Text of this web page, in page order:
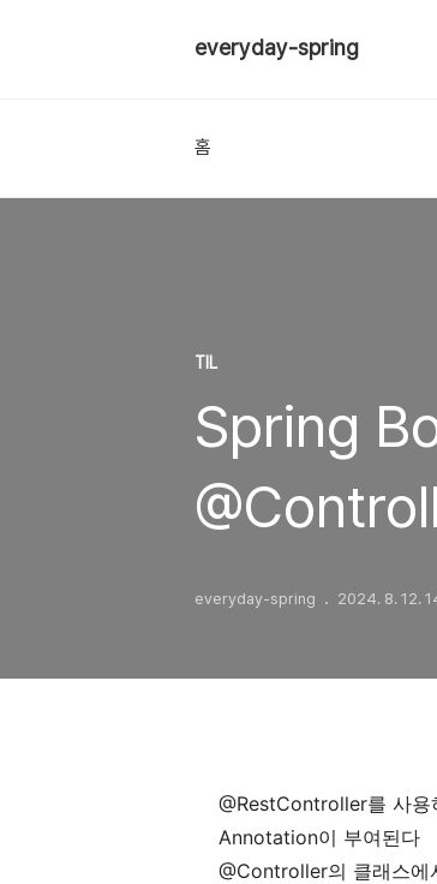
everyday-spring
홈
TIL
Spring
everyday-spring 2024. 8. 12.
@RestController를 사
Annotation이 부여된다
@Controller의 클래스